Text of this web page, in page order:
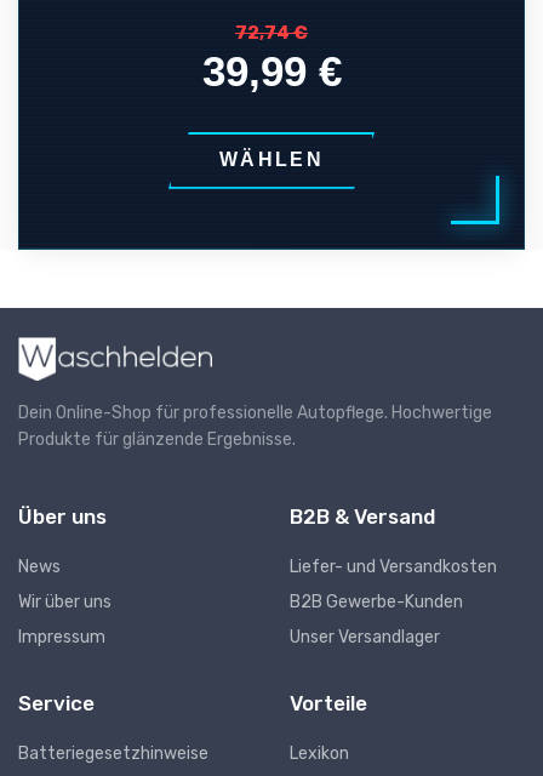
72,74 €
39,99 €
WÄHLEN
Dein Online-Shop für professionelle Autopflege. Hochwertige
Produkte für glänzende Ergebnisse.
Über uns
News
Wir über uns
Impressum
B2B & Versand
Liefer- und Versandkosten
B2B Gewerbe-Kunden
Unser Versandlager
Service
Batteriegesetzhinweise
Vorteile
Lexikon